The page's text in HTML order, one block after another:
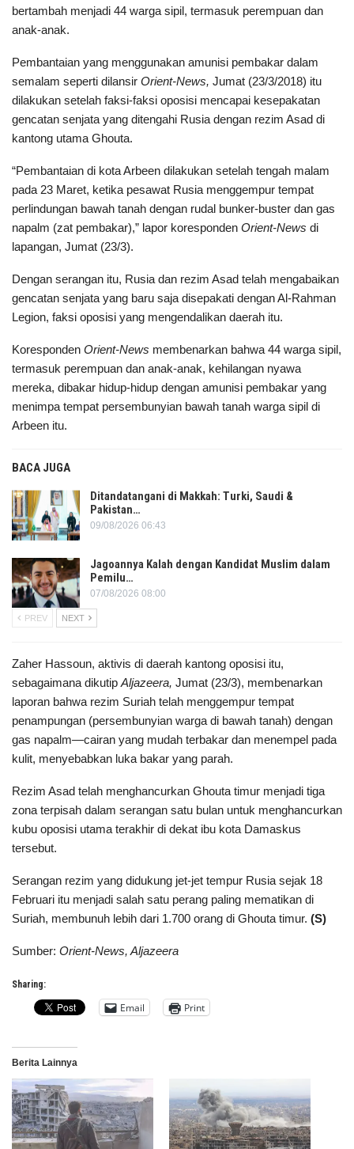
bertambah menjadi 44 warga sipil, termasuk perempuan dan
anak-anak.
Pembantaian yang menggunakan amunisi pembakar dalam
semalam seperti dilansir Orient-News, Jumat (23/3/2018) itu
dilakukan setelah faksi-faksi oposisi mencapai kesepakatan
gencatan senjata yang ditengahi Rusia dengan rezim Asad di
kantong utama Ghouta.
“Pembantaian di kota Arbeen dilakukan setelah tengah malam
pada 23 Maret, ketika pesawat Rusia menggempur tempat
perlindungan bawah tanah dengan rudal bunker-buster dan gas
napalm (zat pembakar),” lapor koresponden Orient-News di
lapangan, Jumat (23/3).
Dengan serangan itu, Rusia dan rezim Asad telah mengabaikan
gencatan senjata yang baru saja disepakati dengan Al-Rahman
Legion, faksi oposisi yang mengendalikan daerah itu.
Koresponden Orient-News membenarkan bahwa 44 warga sipil,
termasuk perempuan dan anak-anak, kehilangan nyawa
mereka, dibakar hidup-hidup dengan amunisi pembakar yang
menimpa tempat persembunyian bawah tanah warga sipil di
Arbeen itu.
BACA JUGA
Ditandatangani di Makkah: Turki, Saudi &
Pakistan…
09/08/2026 06:43
Jagoannya Kalah dengan Kandidat Muslim dalam
Pemilu…
07/08/2026 08:00
PREV NEXT
Zaher Hassoun, aktivis di daerah kantong oposisi itu,
sebagaimana dikutip Aljazeera, Jumat (23/3), membenarkan
laporan bahwa rezim Suriah telah menggempur tempat
penampungan (persembunyian warga di bawah tanah) dengan
gas napalm—cairan yang mudah terbakar dan menempel pada
kulit, menyebabkan luka bakar yang parah.
Rezim Asad telah menghancurkan Ghouta timur menjadi tiga
zona terpisah dalam serangan satu bulan untuk menghancurkan
kubu oposisi utama terakhir di dekat ibu kota Damaskus
tersebut.
Serangan rezim yang didukung jet-jet tempur Rusia sejak 18
Februari itu menjadi salah satu perang paling mematikan di
Suriah, membunuh lebih dari 1.700 orang di Ghouta timur. (S)
Sumber: Orient-News, Aljazeera
Sharing:
Email Print
Berita Lainnya